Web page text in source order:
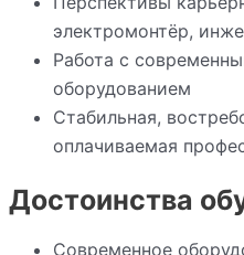
электромонтёр,
Работа с
оборудованием
Стабильная,
оплачиваемая
Достоинства
Современное